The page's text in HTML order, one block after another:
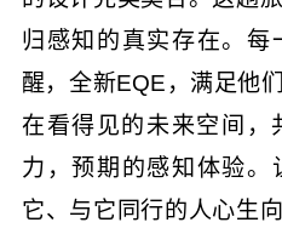
归感知的真实存在。每
醒，全新EQE，满足他
在看得见的未来空间，
力，预期的感知体验。
它、与它同行的人心生